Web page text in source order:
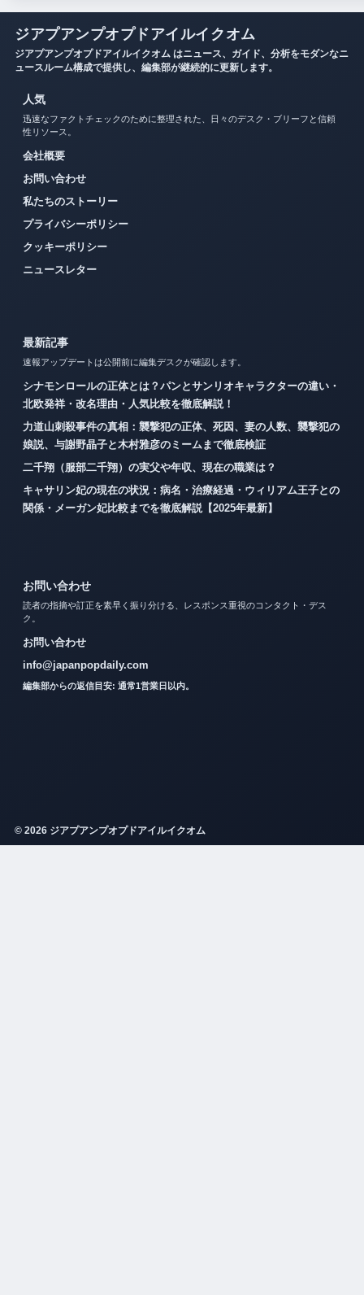
ジアプアンプオプドアイルイクオム
ジアプアンプオプドアイルイクオム はニュース、ガイド、分析をモダンなニ
ュースルーム構成で提供し、編集部が継続的に更新します。
人気
迅速なファクトチェックのために整理された、日々のデスク・ブリーフと信頼
性リソース。
会社概要
お問い合わせ
私たちのストーリー
プライバシーポリシー
クッキーポリシー
ニュースレター
最新記事
速報アップデートは公開前に編集デスクが確認します。
シナモンロールの正体とは？パンとサンリオキャラクターの違い・
北欧発祥・改名理由・人気比較を徹底解説！
力道山刺殺事件の真相：襲撃犯の正体、死因、妻の人数、襲撃犯の
娘説、与謝野晶子と木村雅彦のミームまで徹底検証
二千翔（服部二千翔）の実父や年収、現在の職業は？
キャサリン妃の現在の状況：病名・治療経過・ウィリアム王子との
関係・メーガン妃比較までを徹底解説【2025年最新】
お問い合わせ
読者の指摘や訂正を素早く振り分ける、レスポンス重視のコンタクト・デス
ク。
お問い合わせ
info@japanpopdaily.com
編集部からの返信目安: 通常1営業日以内。
© 2026 ジアプアンプオプドアイルイクオム